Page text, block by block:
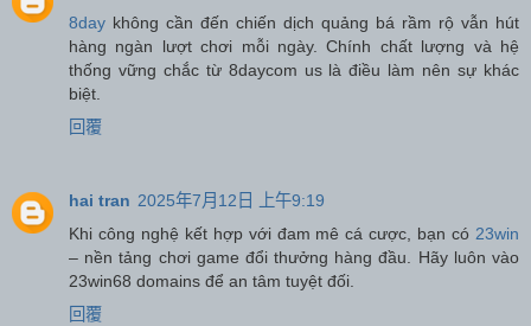
8day không cần đến chiến dịch quảng bá rầm rộ vẫn hút
hàng ngàn lượt chơi mỗi ngày. Chính chất lượng và hệ
thống vững chắc từ 8daycom us là điều làm nên sự khác
biệt.
回覆
hai tran 2025年7月12日 上午9:19
Khi công nghệ kết hợp với đam mê cá cược, bạn có 23win
– nền tảng chơi game đổi thưởng hàng đầu. Hãy luôn vào
23win68 domains để an tâm tuyệt đối.
回覆